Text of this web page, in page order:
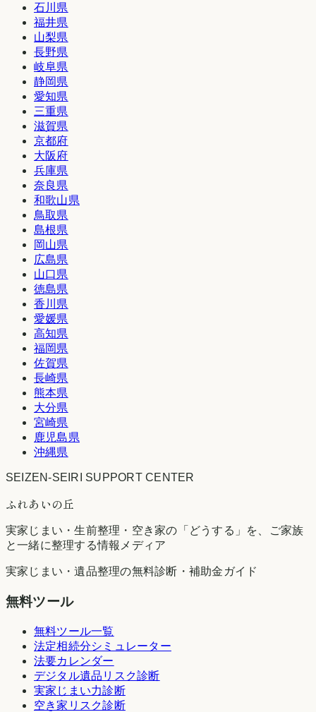
石川県
福井県
山梨県
長野県
岐阜県
静岡県
愛知県
三重県
滋賀県
京都府
大阪府
兵庫県
奈良県
和歌山県
鳥取県
島根県
岡山県
広島県
山口県
徳島県
香川県
愛媛県
高知県
福岡県
佐賀県
長崎県
熊本県
大分県
宮崎県
鹿児島県
沖縄県
SEIZEN-SEIRI SUPPORT CENTER
ふれあいの丘
実家じまい・生前整理・空き家の「どうする」を、ご家族
と一緒に整理する情報メディア
実家じまい・遺品整理の無料診断・補助金ガイド
無料ツール
無料ツール一覧
法定相続分シミュレーター
法要カレンダー
デジタル遺品リスク診断
実家じまい力診断
空き家リスク診断